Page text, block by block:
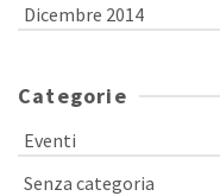
Dicembre 2014
Categorie
Eventi
Senza categoria